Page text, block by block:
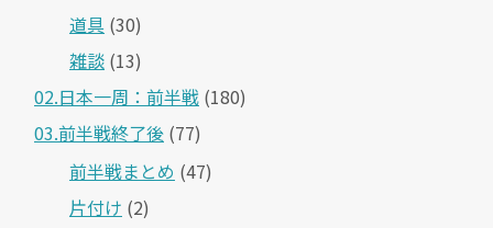
道具 (30)
雑談 (13)
02.日本一周：前半戦 (180)
03.前半戦終了後 (77)
前半戦まとめ (47)
片付け (2)